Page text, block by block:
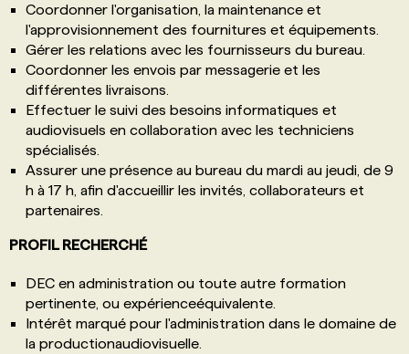
Coordonner l'organisation, la maintenance et
l'approvisionnement des fournitures et équipements.
Gérer les relations avec les fournisseurs du bureau.
Coordonner les envois par messagerie et les
différentes livraisons.
Effectuer le suivi des besoins informatiques et
audiovisuels en collaboration avec les techniciens
spécialisés.
Assurer une présence au bureau du mardi au jeudi, de 9
h à 17 h, afin d'accueillir les invités, collaborateurs et
partenaires.
PROFIL RECHERCHÉ
DEC en administration ou toute autre formation
pertinente, ou expérienceéquivalente.
Intérêt marqué pour l'administration dans le domaine de
la productionaudiovisuelle.